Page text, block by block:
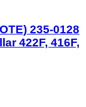
235-0128
422F, 416F,